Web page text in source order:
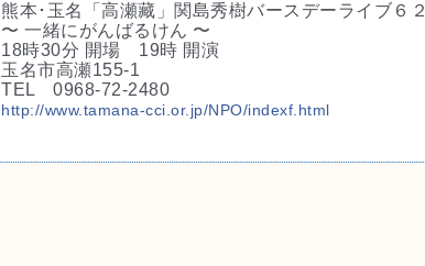
熊本･玉名「高瀬藏」関島秀樹バースデーライブ６２
〜 一緒にがんばるけん 〜
18時30分 開場　19時 開演
玉名市高瀬155-1
TEL　0968-72-2480
http://www.tamana-cci.or.jp/NPO/indexf.html